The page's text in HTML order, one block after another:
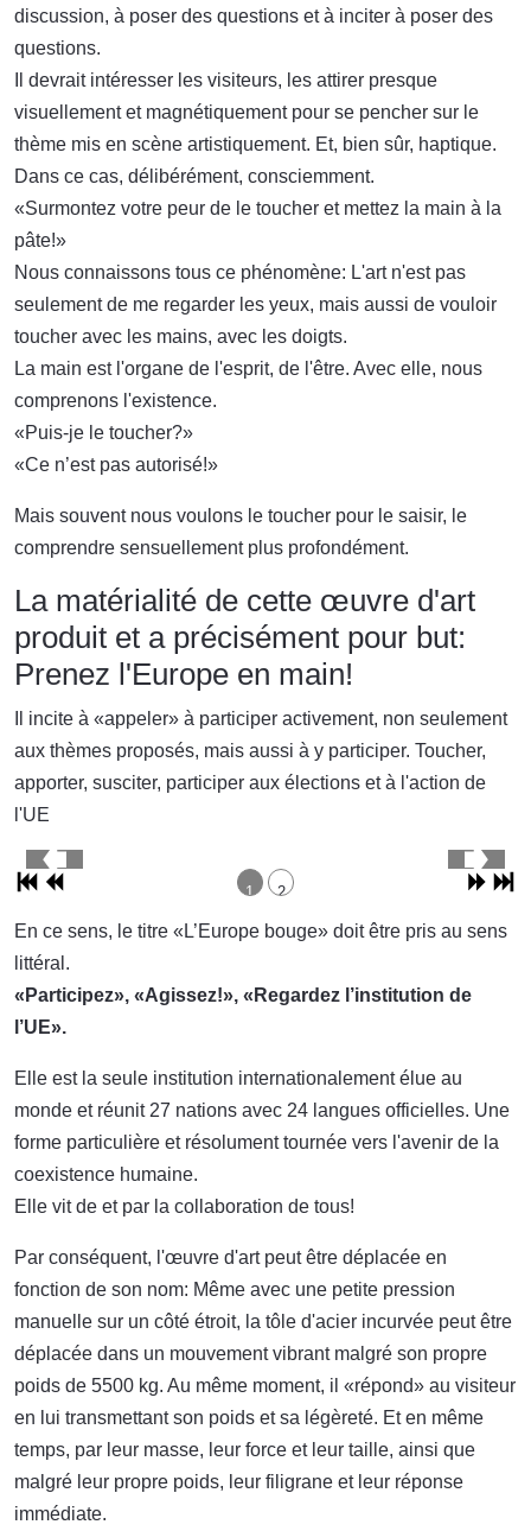
discussion, à poser des questions et à inciter à poser des
questions.
Il devrait intéresser les visiteurs, les attirer presque
visuellement et magnétiquement pour se pencher sur le
thème mis en scène artistiquement. Et, bien sûr, haptique.
Dans ce cas, délibérément, consciemment.
«Surmontez votre peur de le toucher et mettez la main à la
pâte!»
Nous connaissons tous ce phénomène: L'art n'est pas
seulement de me regarder les yeux, mais aussi de vouloir
toucher avec les mains, avec les doigts.
La main est l'organe de l'esprit, de l'être. Avec elle, nous
comprenons l'existence.
«Puis-je le toucher?»
«Ce n’est pas autorisé!»
Mais souvent nous voulons le toucher pour le saisir, le
comprendre sensuellement plus profondément.
La matérialité de cette œuvre d'art
produit et a précisément pour but:
Prenez l'Europe en main!
Il incite à «appeler» à participer activement, non seulement
aux thèmes proposés, mais aussi à y participer. Toucher,
apporter, susciter, participer aux élections et à l'action de
l'UE
1 2
En ce sens, le titre «L’Europe bouge» doit être pris au sens
littéral.
«Participez», «Agissez!», «Regardez l’institution de
l’UE».
Elle est la seule institution internationalement élue au
monde et réunit 27 nations avec 24 langues officielles. Une
forme particulière et résolument tournée vers l'avenir de la
coexistence humaine.
Elle vit de et par la collaboration de tous!
Par conséquent, l'œuvre d'art peut être déplacée en
fonction de son nom: Même avec une petite pression
manuelle sur un côté étroit, la tôle d'acier incurvée peut être
déplacée dans un mouvement vibrant malgré son propre
poids de 5500 kg. Au même moment, il «répond» au visiteur
en lui transmettant son poids et sa légèreté. Et en même
temps, par leur masse, leur force et leur taille, ainsi que
malgré leur propre poids, leur filigrane et leur réponse
immédiate.